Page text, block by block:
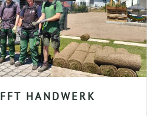
HANDWERK